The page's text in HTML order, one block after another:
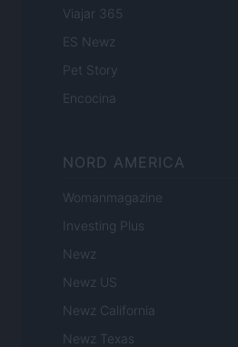
Viajar 365
ES Newz
Pet Story
Encocina
NORD AMERICA
Womanmagazine
Investing Plus
Newz
Newz US
Newz California
Newz Texas